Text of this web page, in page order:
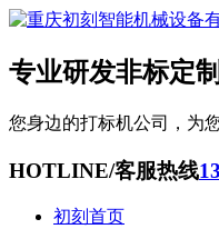
专业研发非标定
您身边的打标机公司，为
HOTLINE/客服热线
初刻首页